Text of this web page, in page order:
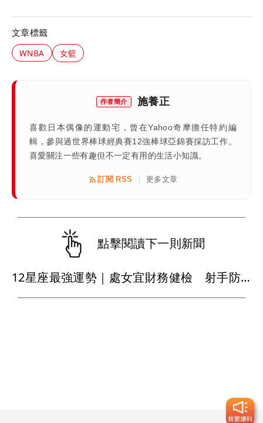
文章標籤
WNBA 女籃
作者簡介 施養正
喜歡日本偶像的運動宅，曾在Yahoo奇摩擔任特約編
輯，參與過世界棒球經典賽12強棒球亞錦賽採訪工作。
喜愛關注一些有趣但不一定有用的生活小知識。
訂閱 RSS 更多文章
點擊閱讀下一則新聞
12星座最強運勢｜處女宜財務健檢 射手防運動傷害 巨蟹職場入佳境